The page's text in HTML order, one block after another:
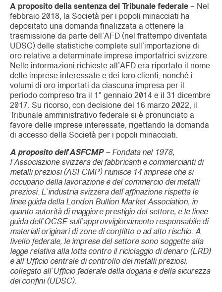
A proposito della sentenza del Tribunale federale– Nel
febbraio 2018, la Società per i popoli minacciati ha
depositato una domanda finalizzata a ottenere la
trasmissione da parte dell’AFD (nel frattempo diventata
UDSC) delle statistiche complete sull’importazione di
oro relative a determinate imprese importatrici svizzere.
Nelle informazioni richieste all’AFD era riportato il nome
delle imprese interessate e dei loro clienti, nonché i
volumi di oro importati da ciascuna impresa per il
periodo compreso tra il 1° gennaio 2014 e il 31 dicembre
2017. Su ricorso, con decisione del 16 marzo 2022, il
Tribunale amministrativo federale si è pronunciato a
favore delle imprese interessate, rigettando la domanda
di accesso della Società per i popoli minacciati.
A proposito dell’ASFCMP– Fondata nel 1978,
l’Associazione svizzera dei fabbricanti e commercianti di
metalli preziosi (ASFCMP) riunisce 14 imprese che si
occupano della lavorazione e del commercio dei metalli
preziosi. L’industria svizzera dell’affinazione rispetta le
linee guida della London Bullion Market Association, in
quanto autorità di maggiore prestigio del settore, e le linee
guida dell’OCSE sull’approvvigionamento responsabile di
materiali originari di zone di conflitto o ad alto rischio. A
livello federale, le imprese del settore sono soggette alla
legge relativa alla lotta contro il riciclaggio di denaro (LRD)
e all’Ufficio centrale di controllo dei metalli preziosi,
collegato all’Ufficio federale della dogana e della sicurezza
dei confini (UDSC).